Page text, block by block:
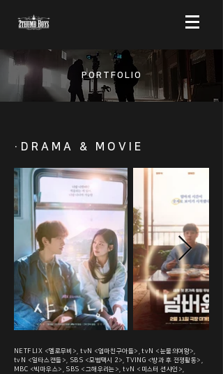
​PORTFOLIO
·DRAMA & MOVIE
NETFLIX <멜로무비>, tvN <엄마친구아들>, tvN <눈물의여왕>,
tvN <일타스캔들>, SBS <모범택시 2>, TVING <방과 후 전쟁활동>,
MBC <빅마우스>, SBS <그해우리는>,tvN <미스터 션샤인>,